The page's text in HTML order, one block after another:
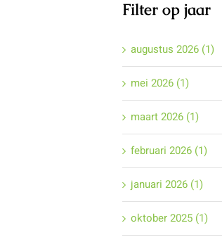
Filter op jaar
augustus 2026 (1)
mei 2026 (1)
maart 2026 (1)
februari 2026 (1)
januari 2026 (1)
oktober 2025 (1)